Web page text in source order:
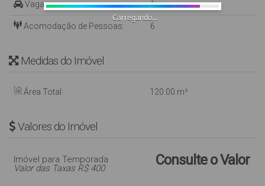
Vaga: 1
Acomodação de Pessoas: 6
Medidas do Imóvel
Área Total: 120.00 m²
Valores do Imóvel
Consulte o Valor
Imóvel para Temporada
Valor das Taxas R$ 400
Carregando...